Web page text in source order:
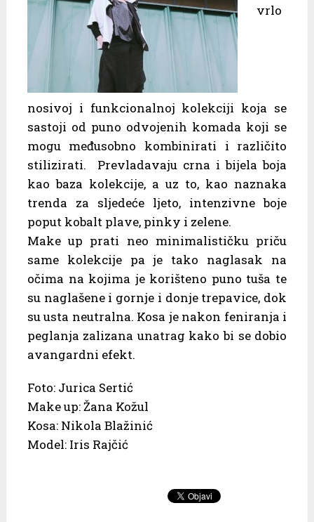
vrlo
nosivoj i funkcionalnoj kolekciji koja se
sastoji od puno odvojenih komada koji se
mogu međusobno kombinirati i različito
stilizirati. Prevladavaju crna i bijela boja
kao baza kolekcije, a uz to, kao naznaka
trenda za sljedeće ljeto, intenzivne boje
poput kobalt plave, pinky i zelene.
Make up prati neo minimalističku priču
same kolekcije pa je tako naglasak na
očima na kojima je korišteno puno tuša te
su naglašene i gornje i donje trepavice, dok
su usta neutralna. Kosa je nakon feniranja i
peglanja zalizana unatrag kako bi se dobio
avangardni efekt.
Foto: Jurica Sertić
Make up: Žana Kožul
Kosa: Nikola Blažinić
Model: Iris Rajčić